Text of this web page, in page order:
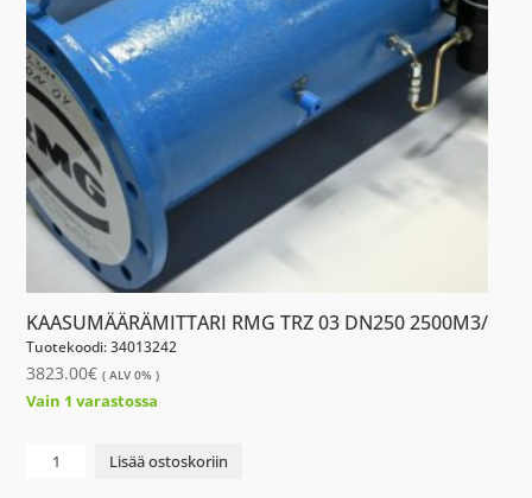
KAASUMÄÄRÄMITTARI RMG TRZ 03 DN250 2500M3/
Tuotekoodi: 34013242
3823.00€ ( ALV 0% )
Vain 1 varastossa
KAASUMÄÄRÄMITTARI
Lisää ostoskoriin